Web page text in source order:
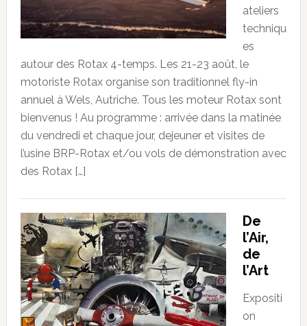
ateliers
techniqu
es
autour des Rotax 4-temps. Les 21-23 août, le
motoriste Rotax organise son traditionnel fly-in
annuel à Wels, Autriche. Tous les moteur Rotax sont
bienvenus ! Au programme : arrivée dans la matinée
du vendredi et chaque jour, dejeuner et visites de
l’usine BRP-Rotax et/ou vols de démonstration avec
des Rotax […]
De
l’Air,
de
l’Art
Expositi
on